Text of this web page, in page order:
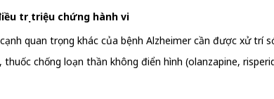
trị triệu chứng hành vi
quan trọng khác của bệnh Alzheimer cần được xử
chống loạn thần không điển hình (olanzapine,